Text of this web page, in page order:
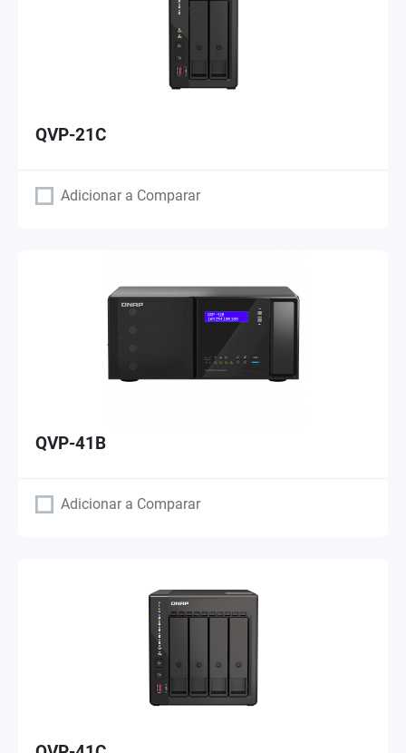
QVP-21C
Adicionar a Comparar
QVP-41B
Adicionar a Comparar